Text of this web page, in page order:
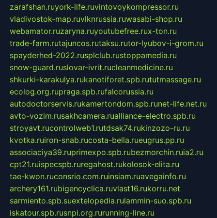
zarafshan.ruyork-life.ruvintovoykompressor.ru
vladivostok-map.ruvlknrussia.ruwasabi-shop.ru
webamator.ruzaryna.ruyoutubefree.rux-ton.ru
trade-farm.rutajuncos.rutaksu.rutor-lyubov-i-grom.ru
spayderhed-2022.rusplclub.rustoppamedia.ru
snow-guard.ruslovar-ivrit.rucleanmedicine.ru
shkurki-karakulya.rukanotiforet.spb.rututmassage.ru
ecolog.org.rupraga.spb.rufalcorussia.ru
autodoctorservis.rukamertondom.spb.runet-life.net.ru
avto-vozim.rusakhcamera.rualliance-electro.spb.ru
stroyavt.rucontrolweb1.rutdsak74.rukinzozo-ru.ru
kvotka.ruiron-snab.rucosta-bella.rueugrus.pp.ru
associaciya39.ruprimexpo.spb.rubezmorchin.ruia2.ru
cpt21.ruispecspb.ruregahost.rukolosok-elita.ru
tae-kwon.ruconsrio.com.ruinsiam.ruavegainfo.ru
archery161.rubigencyclica.ruvlast16.rukorru.net
sarmiento.spb.suextelopedia.rulammin-suo.spb.ru
iskatour.spb.rusnpi.org.rurunning-line.ru